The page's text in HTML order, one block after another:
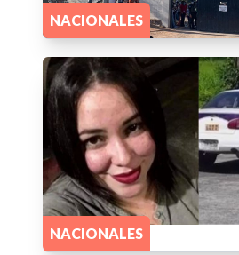
NACIONALES
NACIONALES